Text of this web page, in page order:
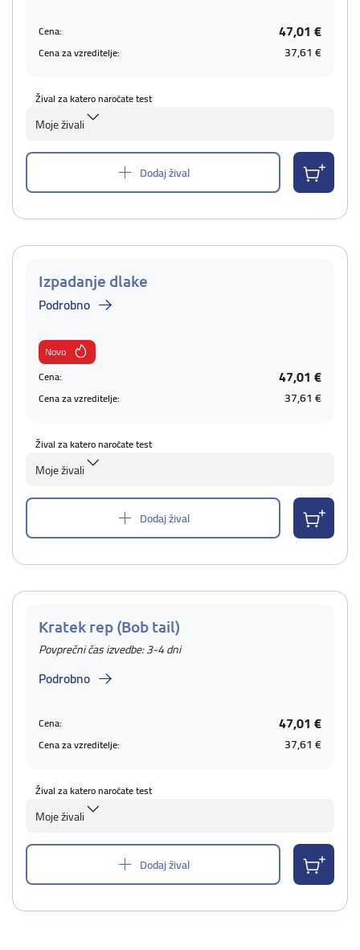
Cena: 47,01 €
Cena za vzreditelje: 37,61 €
Žival za katero naročate test
Moje živali
Dodaj žival
Izpadanje dlake
Podrobno
Novo
Cena:
47,01 €
Cena za vzreditelje: 37,61 €
Žival za katero naročate test
Moje živali
Dodaj žival
Kratek rep (Bob tail)
Povprečni čas izvedbe: 3-4 dni
Podrobno
Cena: 47,01 €
Cena za vzreditelje: 37,61 €
Žival za katero naročate test
Moje živali
Dodaj žival